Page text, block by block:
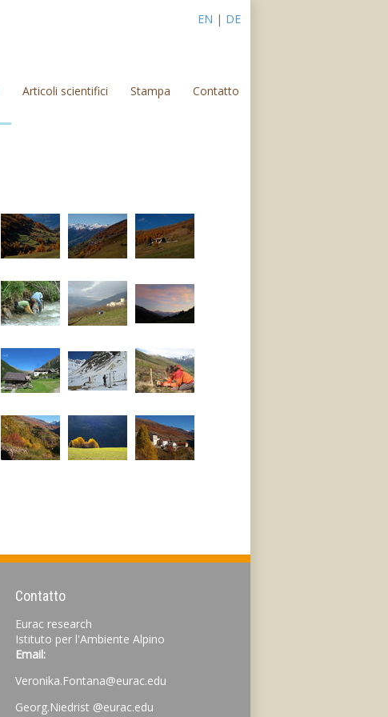
EN | DE
Articoli scientifici Stampa Contatto
Contatto
Eurac research
Istituto per l'Ambiente Alpino
Email:
Veronika.Fontana@eurac.edu
Georg.Niedrist @eurac.edu